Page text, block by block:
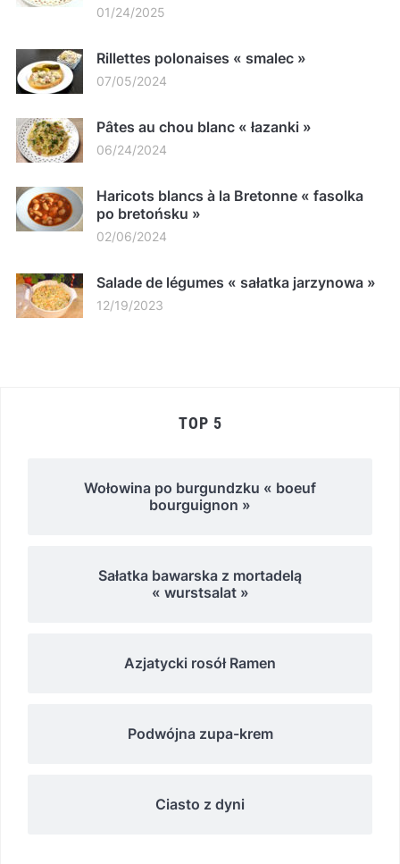
01/24/2025
Rillettes polonaises « smalec »
07/05/2024
Pâtes au chou blanc « łazanki »
06/24/2024
Haricots blancs à la Bretonne « fasolka
po bretońsku »
02/06/2024
Salade de légumes « sałatka jarzynowa »
12/19/2023
TOP 5
Wołowina po burgundzku « boeuf
bourguignon »
Sałatka bawarska z mortadelą
« wurstsalat »
Azjatycki rosół Ramen
Podwójna zupa-krem
Ciasto z dyni